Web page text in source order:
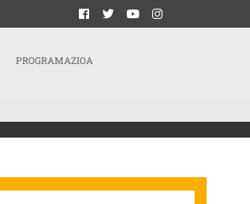
PROGRAMAZIOA